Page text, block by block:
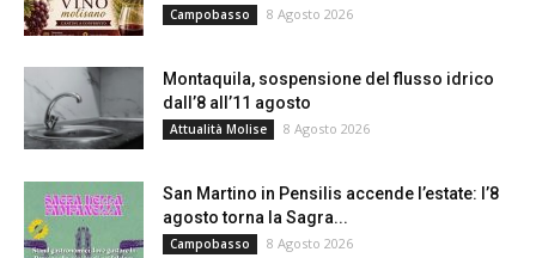
Campobasso 8 Agosto 2026
Montaquila, sospensione del flusso idrico
dall’8 all’11 agosto
Attualità Molise 8 Agosto 2026
San Martino in Pensilis accende l’estate: l’8
agosto torna la Sagra...
Campobasso 8 Agosto 2026